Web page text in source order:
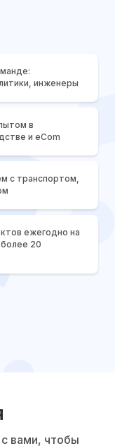
инженеры
в
и eCom
с транспортом,
ежегодно на
20
вами, чтобы